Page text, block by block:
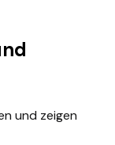
und zeigen